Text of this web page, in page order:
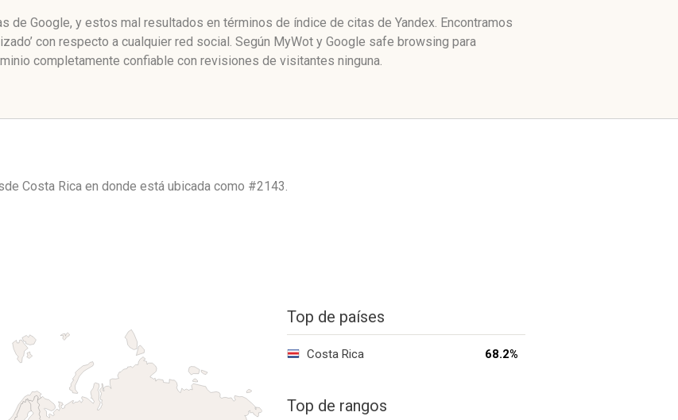
de Google, y estos mal resultados en términos de índice de citas de Yandex. Encontramos
con respecto a cualquier red social. Según MyWot y Google safe browsing para
completamente confiable con revisiones de visitantes ninguna.
Costa Rica en donde está ubicada como #2143.
Top de países
Costa Rica 68.2%
Top de rangos